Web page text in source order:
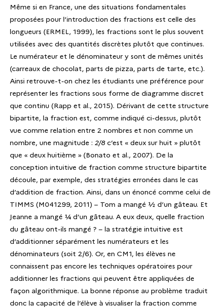
Même si en France, une des situations fondamentales
proposées pour l’introduction des fractions est celle des
longueurs (ERMEL, 1999), les fractions sont le plus souvent
utilisées avec des quantités discrètes plutôt que continues.
Le numérateur et le dénominateur y sont de mêmes unités
(carreaux de chocolat, parts de pizza, parts de tarte, etc.).
Ainsi retrouve-t-on chez les étudiants une préférence pour
représenter les fractions sous forme de diagramme discret
que continu (Rapp et al., 2015). Dérivant de cette structure
bipartite, la fraction est, comme indiqué ci-dessus, plutôt
vue comme relation entre 2 nombres et non comme un
nombre, une magnitude : 2/8 c’est « deux sur huit » plutôt
que « deux huitième » (Bonato et al., 2007). De la
conception intuitive de fraction comme structure bipartite
découle, par exemple, des stratégies erronées dans le cas
d’addition de fraction. Ainsi, dans un énoncé comme celui de
TIMMS (M041299, 2011) – Tom a mangé ½ d’un gâteau. Et
Jeanne a mangé ¼ d’un gâteau. A eux deux, quelle fraction
du gâteau ont-ils mangé ? – la stratégie intuitive est
d’additionner séparément les numérateurs et les
dénominateurs (soit 2/6). Or, en CM1, les élèves ne
connaissent pas encore les techniques opératoires pour
additionner les fractions qui peuvent être appliquées de
façon algorithmique. La bonne réponse au problème traduit
donc la capacité de l’élève à visualiser la fraction comme